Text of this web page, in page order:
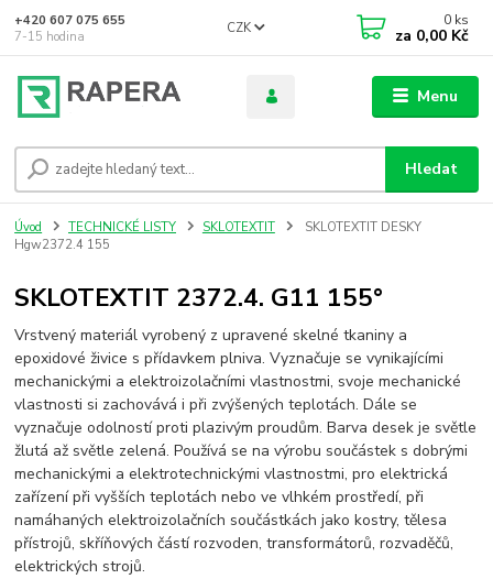
Menu
CZK
Hledat
+420 607 075 655
7-15 hodina
0 ks
za 0,00 Kč
Úvod TECHNICKÉ LISTY SKLOTEXTIT
SKLOTEXTIT DESKY
Hgw2372.4 155
SKLOTEXTIT 2372.4. G11 155°
Vrstvený materiál vyrobený z upravené skelné tkaniny a
epoxidové živice s přídavkem plniva. Vyznačuje se vynikajícími
mechanickými a elektroizolačními vlastnostmi, svoje mechanické
vlastnosti si zachovává i při zvýšených teplotách. Dále se
vyznačuje odolností proti plazivým proudům. Barva desek je světle
žlutá až světle zelená. Používá se na výrobu součástek s dobrými
mechanickými a elektrotechnickými vlastnostmi, pro elektrická
zařízení při vyšších teplotách nebo ve vlhkém prostředí, při
namáhaných elektroizolačních součástkách jako kostry, tělesa
přístrojů, skříňových částí rozvoden, transformátorů, rozvaděčů,
elektrických strojů.